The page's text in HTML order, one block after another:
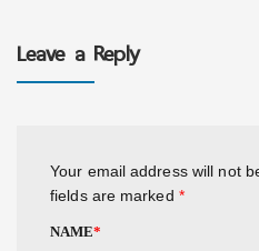
Leave a Reply
Your email address will not
fields are marked *
NAME*